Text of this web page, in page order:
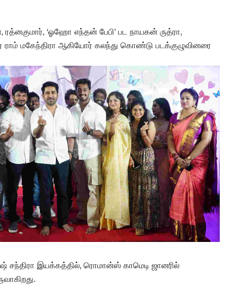
‘ஓஹோ எந்தன் பேபி’ பட நாயகன் ருத்ரா,
ராம் மகேந்திரா ஆகியோர் கலந்து கொண்டு படக்குழுவினரை
சந்திரா இயக்கத்தில், ரொமான்ஸ் காமெடி ஜானரில்